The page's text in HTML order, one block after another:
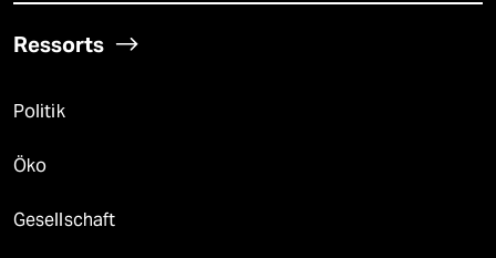
Ressorts
Politik
Öko
Gesellschaft